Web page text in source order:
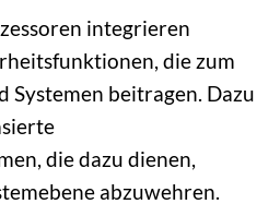
integrieren
die zum
Systemen beitragen. Dazu
die dazu dienen,
abzuwehren.